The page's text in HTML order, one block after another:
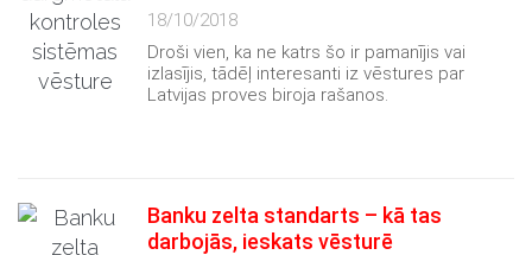
18/10/2018
Droši vien, ka ne katrs šo ir pamanījis vai
izlasījis, tādēļ interesanti iz vēstures par
Latvijas proves biroja rašanos.
Banku zelta standarts – kā tas
darbojās, ieskats vēsturē